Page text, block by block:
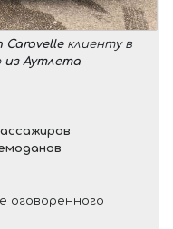
Caravelleклиенту в
из Аутлета
оговоренного